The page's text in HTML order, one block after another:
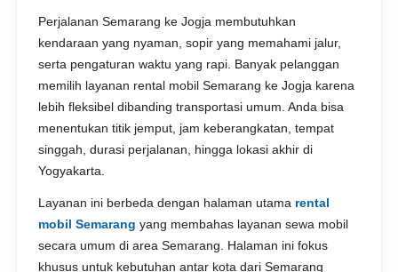
Perjalanan Semarang ke Jogja membutuhkan
kendaraan yang nyaman, sopir yang memahami jalur,
serta pengaturan waktu yang rapi. Banyak pelanggan
memilih layanan rental mobil Semarang ke Jogja karena
lebih fleksibel dibanding transportasi umum. Anda bisa
menentukan titik jemput, jam keberangkatan, tempat
singgah, durasi perjalanan, hingga lokasi akhir di
Yogyakarta.
Layanan ini berbeda dengan halaman utama rental
mobil Semarang yang membahas layanan sewa mobil
secara umum di area Semarang. Halaman ini fokus
khusus untuk kebutuhan antar kota dari Semarang